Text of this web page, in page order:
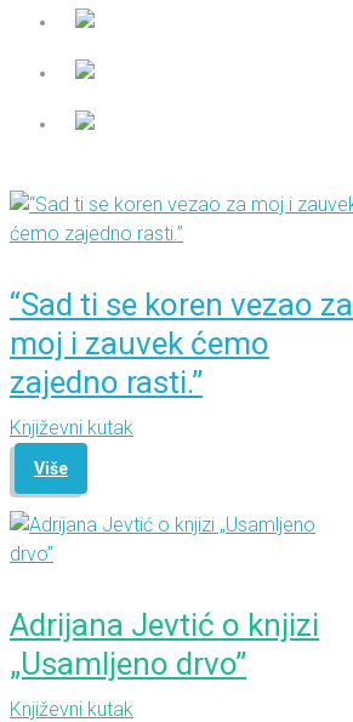
“Sad ti se koren vezao za
moj i zauvek ćemo
zajedno rasti.”
Književni kutak
Više
Adrijana Jevtić o knjizi
„Usamljeno drvo”
Književni kutak